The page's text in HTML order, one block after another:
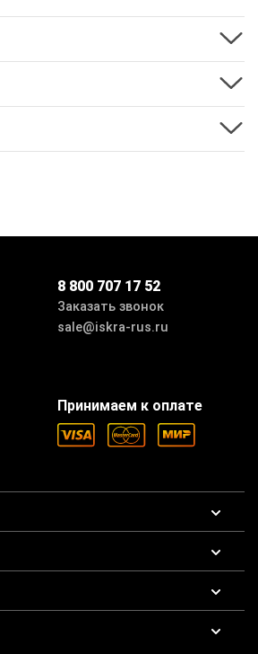
8 800 707 17 52
Заказать звонок
sale@iskra-rus.ru
Принимаем к оплате